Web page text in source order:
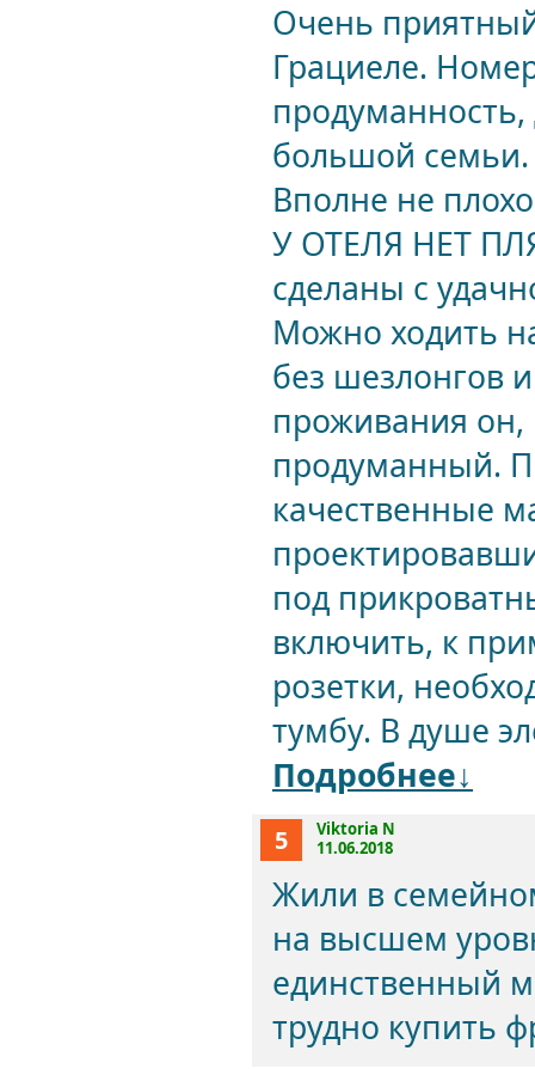
Очень
Грациеле.
большой семьи.
Вполне не
У ОТЕЛЯ НЕТ
сделаны с
Можно ходить
без шезлонгов
проживания
продуманный.
качественные
под
включить, к
розетки,
тумбу. В душе
Подробнее↓
5
Viktoria N
11.06.2018
Жили в
на высшем
единственный
трудно купить